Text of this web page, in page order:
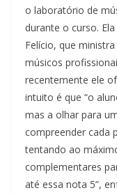
o laboratório de
durante o curso.
Felício, que
músicos
recentemente ele
intuito é que “o
mas a olhar para
compreender cada
tentando ao
complementares
até essa nota 5”,